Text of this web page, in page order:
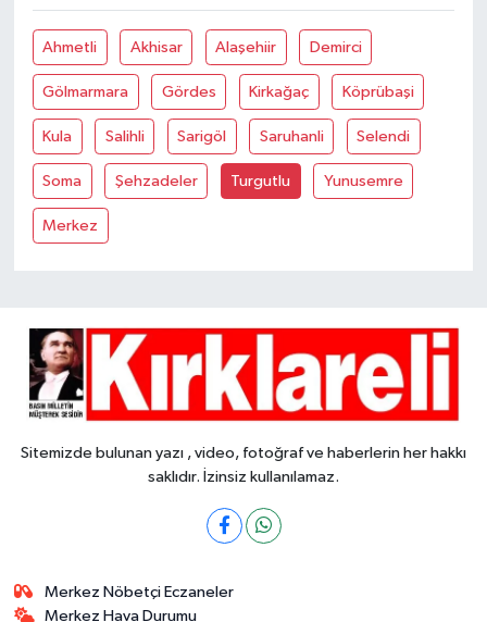
Ahmetli Akhisar Alaşehiir Demirci
Gölmarmara Gördes Kirkağaç Köprübaşi
Kula Salihli Sarigöl Saruhanli Selendi
Soma Şehzadeler Turgutlu Yunusemre
Merkez
Sitemizde bulunan yazı , video, fotoğraf ve haberlerin her hakkı
saklıdır. İzinsiz kullanılamaz.
Merkez Nöbetçi Eczaneler
Merkez Hava Durumu